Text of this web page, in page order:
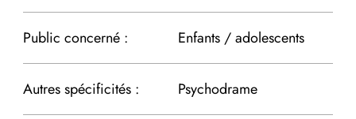
Public concerné : Enfants / adolescents
Autres spécificités : Psychodrame